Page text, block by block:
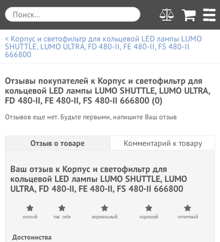
< Корпус и светофильтр для кольцевой LED лампы LUMO
SHUTTLE, LUMO ULTRA, FD 480-II, FE 480-II, FS 480-II
666800
Отзывы покупателей к Корпус и светофильтр для
кольцевой LED лампы LUMO SHUTTLE, LUMO ULTRA,
FD 480-II, FE 480-II, FS 480-II 666800 (0)
Отзывов еще нет. Будьте первыми, напишите Ваш отзыв
Отзыв о товаре Комментарий к товару
Ваш отзыв к Корпус и светофильтр для
кольцевой LED лампы LUMO SHUTTLE, LUMO
ULTRA, FD 480-II, FE 480-II, FS 480-II 666800
плохой так себе нормальный хороший отличный
Достоинства